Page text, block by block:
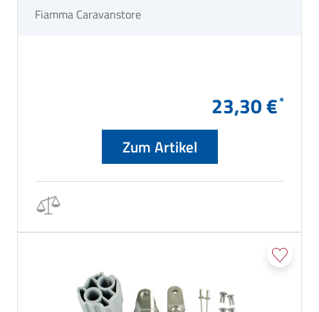
Fiamma Caravanstore
23,30 €
Zum Artikel